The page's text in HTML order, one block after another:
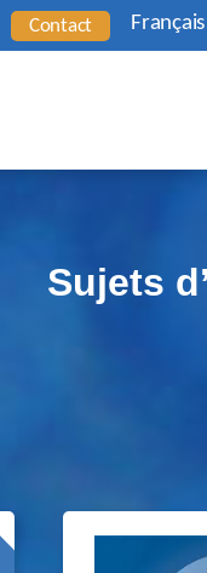
Contact Français
Sujets